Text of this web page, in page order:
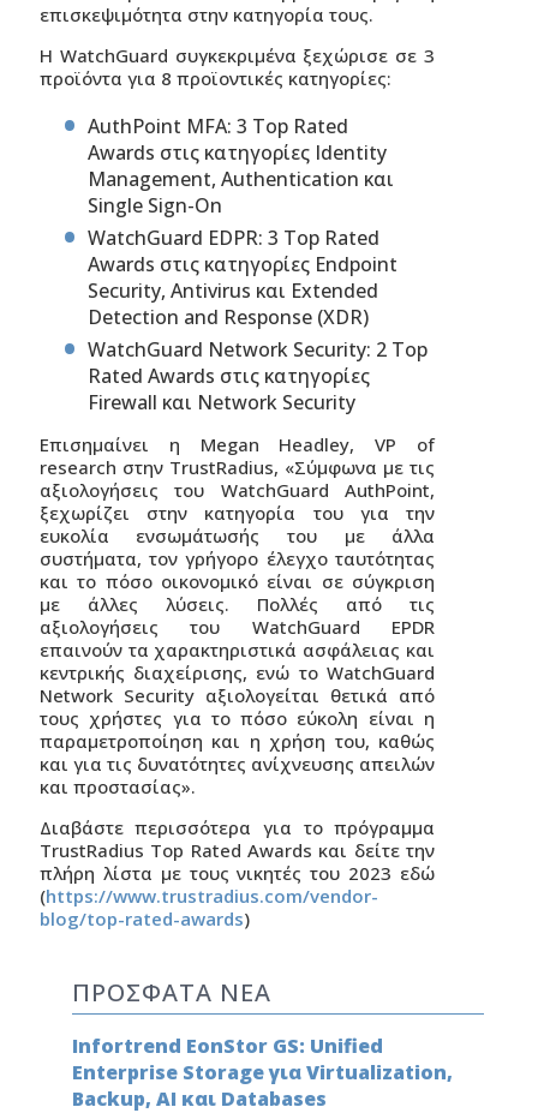
επισκεψιμότητα στην κατηγορία τους.
Η WatchGuard συγκεκριμένα ξεχώρισε σε 3
προϊόντα για 8 προϊοντικές κατηγορίες:
AuthPoint MFA: 3 Top Rated
Awards στις κατηγορίες Identity
Management, Authentication και
Single Sign-On
WatchGuard EDPR: 3 Top Rated
Awards στις κατηγορίες Endpoint
Security, Antivirus και Extended
Detection and Response (XDR)
WatchGuard Network Security: 2 Top
Rated Awards στις κατηγορίες
Firewall και Network Security
Επισημαίνει η Megan Headley, VP of
research στην TrustRadius, «Σύμφωνα με τις
αξιολογήσεις του WatchGuard AuthPoint,
ξεχωρίζει στην κατηγορία του για την
ευκολία ενσωμάτωσής του με άλλα
συστήματα, τον γρήγορο έλεγχο ταυτότητας
και το πόσο οικονομικό είναι σε σύγκριση
με άλλες λύσεις. Πολλές από τις
αξιολογήσεις του WatchGuard EPDR
επαινούν τα χαρακτηριστικά ασφάλειας και
κεντρικής διαχείρισης, ενώ το WatchGuard
Network Security αξιολογείται θετικά από
τους χρήστες για το πόσο εύκολη είναι η
παραμετροποίηση και η χρήση του, καθώς
και για τις δυνατότητες ανίχνευσης απειλών
και προστασίας».
Διαβάστε περισσότερα για το πρόγραμμα
TrustRadius Top Rated Awards και δείτε την
πλήρη λίστα με τους νικητές του 2023 εδώ
(https://www.trustradius.com/vendor-
blog/top-rated-awards)
ΠΡΟΣΦΑΤΑ ΝΕΑ
Infortrend EonStor GS: Unified
Enterprise Storage για Virtualization,
Backup, AI και Databases